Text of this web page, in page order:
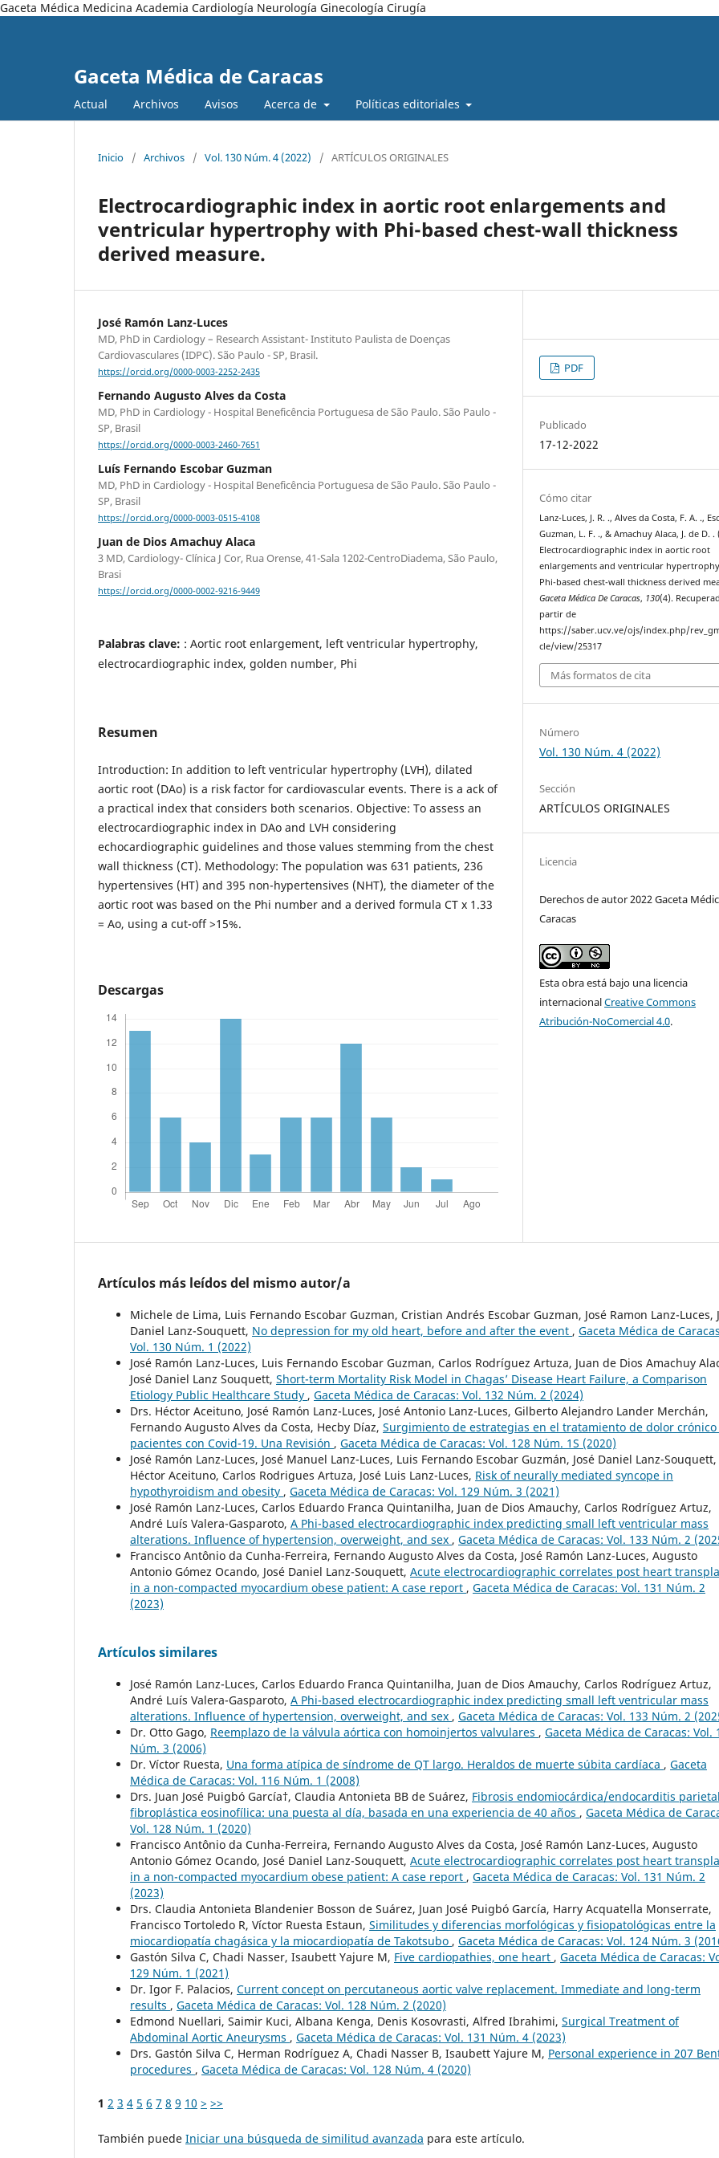
Gaceta Médica Medicina Academia Cardiología Neurología Ginecología Cirugía
Gaceta Médica de Caracas
Actual Archivos Avisos Acerca de Políticas editoriales
Inicio / Archivos / Vol. 130 Núm. 4 (2022) / ARTÍCULOS ORIGINALES
Electrocardiographic index in aortic root enlargements and
ventricular hypertrophy with Phi-based chest-wall thickness
derived measure.
José Ramón Lanz-Luces
MD, PhD in Cardiology – Research Assistant- Instituto Paulista de Doenças
Cardiovasculares (IDPC). São Paulo - SP, Brasil.
https://orcid.org/0000-0003-2252-2435
Fernando Augusto Alves da Costa
MD, PhD in Cardiology - Hospital Beneficência Portuguesa de São Paulo. São Paulo -
SP, Brasil
https://orcid.org/0000-0003-2460-7651
Luís Fernando Escobar Guzman
MD, PhD in Cardiology - Hospital Beneficência Portuguesa de São Paulo. São Paulo -
SP, Brasil
https://orcid.org/0000-0003-0515-4108
Juan de Dios Amachuy Alaca
3 MD, Cardiology- Clínica J Cor, Rua Orense, 41-Sala 1202-CentroDiadema, São Paulo,
Brasi
https://orcid.org/0000-0002-9216-9449
Palabras clave: : Aortic root enlargement, left ventricular hypertrophy,
electrocardiographic index, golden number, Phi
Resumen
Introduction: In addition to left ventricular hypertrophy (LVH), dilated
aortic root (DAo) is a risk factor for cardiovascular events. There is a ack of
a practical index that considers both scenarios. Objective: To assess an
electrocardiographic index in DAo and LVH considering
echocardiographic guidelines and those values stemming from the chest
wall thickness (CT). Methodology: The population was 631 patients, 236
hypertensives (HT) and 395 non-hypertensives (NHT), the diameter of the
aortic root was based on the Phi number and a derived formula CT x 1.33
= Ao, using a cut-off >15%.
Descargas
PDF
Publicado
17-12-2022
Cómo citar
Lanz-Luces, J. R. ., Alves da Costa, F. A. .,
Guzman, L. F. ., & Amachuy Alaca, J. de D. .
Electrocardiographic index in aortic root
enlargements and ventricular
Phi-based chest-wall thickness derived
Gaceta Médica De Caracas, 130(4).
partir de
https://saber.ucv.ve/ojs/index.php/
cle/view/25317
Más formatos de cita
Número
Vol. 130 Núm. 4 (2022)
Sección
ARTÍCULOS ORIGINALES
Licencia
Derechos de autor 2022 Gaceta
Caracas
Esta obra está bajo una licencia
internacionalCreative Commons
Atribución-NoComercial 4.0.
Artículos más leídos del mismo autor/a
Michele de Lima, Luis Fernando Escobar Guzman, Cristian Andrés Escobar Guzman, José Ramon Lanz-Luces,
Daniel Lanz-Souquett, No depression for my old heart, before and after the event , Gaceta Médica de
Vol. 130 Núm. 1 (2022)
José Ramón Lanz-Luces, Luis Fernando Escobar Guzman, Carlos Rodríguez Artuza, Juan de Dios Amachuy
José Daniel Lanz Souquett, Short-term Mortality Risk Model in Chagas’ Disease Heart Failure, a Comparison
Etiology Public Healthcare Study , Gaceta Médica de Caracas: Vol. 132 Núm. 2 (2024)
Drs. Héctor Aceituno, José Ramón Lanz-Luces, José Antonio Lanz-Luces, Gilberto Alejandro Lander Merchán,
Fernando Augusto Alves da Costa, Hecby Díaz, Surgimiento de estrategias en el tratamiento de dolor crónico
pacientes con Covid-19. Una Revisión , Gaceta Médica de Caracas: Vol. 128 Núm. 1S (2020)
José Ramón Lanz-Luces, José Manuel Lanz-Luces, Luis Fernando Escobar Guzmán, José Daniel Lanz-Souquett,
Héctor Aceituno, Carlos Rodrigues Artuza, José Luis Lanz-Luces, Risk of neurally mediated syncope in
hypothyroidism and obesity , Gaceta Médica de Caracas: Vol. 129 Núm. 3 (2021)
José Ramón Lanz-Luces, Carlos Eduardo Franca Quintanilha, Juan de Dios Amauchy, Carlos Rodríguez Artuz,
André Luís Valera-Gasparoto, A Phi-based electrocardiographic index predicting small left ventricular mass
alterations. Influence of hypertension, overweight, and sex , Gaceta Médica de Caracas: Vol. 133 Núm. 2
Francisco Antônio da Cunha-Ferreira, Fernando Augusto Alves da Costa, José Ramón Lanz-Luces, Augusto
Antonio Gómez Ocando, José Daniel Lanz-Souquett, Acute electrocardiographic correlates post heart
in a non-compacted myocardium obese patient: A case report , Gaceta Médica de Caracas: Vol. 131 Núm. 2
(2023)
Artículos similares
José Ramón Lanz-Luces, Carlos Eduardo Franca Quintanilha, Juan de Dios Amauchy, Carlos Rodríguez Artuz,
André Luís Valera-Gasparoto, A Phi-based electrocardiographic index predicting small left ventricular mass
alterations. Influence of hypertension, overweight, and sex , Gaceta Médica de Caracas: Vol. 133 Núm. 2
Dr. Otto Gago, Reemplazo de la válvula aórtica con homoinjertos valvulares , Gaceta Médica de Caracas: Vol.
Núm. 3 (2006)
Dr. Víctor Ruesta, Una forma atípica de síndrome de QT largo. Heraldos de muerte súbita cardíaca , Gaceta
Médica de Caracas: Vol. 116 Núm. 1 (2008)
Drs. Juan José Puigbó García†, Claudia Antonieta BB de Suárez, Fibrosis endomiocárdica/endocarditis
fibroplástica eosinofílica: una puesta al día, basada en una experiencia de 40 años , Gaceta Médica de
Vol. 128 Núm. 1 (2020)
Francisco Antônio da Cunha-Ferreira, Fernando Augusto Alves da Costa, José Ramón Lanz-Luces, Augusto
Antonio Gómez Ocando, José Daniel Lanz-Souquett, Acute electrocardiographic correlates post heart
in a non-compacted myocardium obese patient: A case report , Gaceta Médica de Caracas: Vol. 131 Núm. 2
(2023)
Drs. Claudia Antonieta Blandenier Bosson de Suárez, Juan José Puigbó García, Harry Acquatella Monserrate,
Francisco Tortoledo R, Víctor Ruesta Estaun, Similitudes y diferencias morfológicas y fisiopatológicas entre la
miocardiopatía chagásica y la miocardiopatía de Takotsubo , Gaceta Médica de Caracas: Vol. 124 Núm. 3
Gastón Silva C, Chadi Nasser, Isaubett Yajure M, Five cardiopathies, one heart , Gaceta Médica de Caracas:
129 Núm. 1 (2021)
Dr. Igor F. Palacios, Current concept on percutaneous aortic valve replacement. Immediate and long-term
results , Gaceta Médica de Caracas: Vol. 128 Núm. 2 (2020)
Edmond Nuellari, Saimir Kuci, Albana Kenga, Denis Kosovrasti, Alfred Ibrahimi, Surgical Treatment of
Abdominal Aortic Aneurysms , Gaceta Médica de Caracas: Vol. 131 Núm. 4 (2023)
Drs. Gastón Silva C, Herman Rodríguez A, Chadi Nasser B, Isaubett Yajure M, Personal experience in 207
procedures , Gaceta Médica de Caracas: Vol. 128 Núm. 4 (2020)
1 2 3 4 5 6 7 8 9 10 > >>
También puede Iniciar una búsqueda de similitud avanzada para este artículo.